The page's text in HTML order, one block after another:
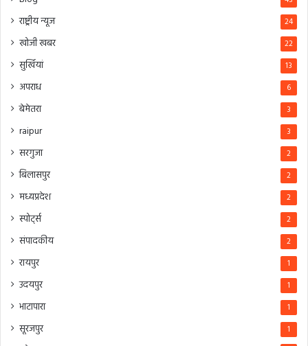
राष्ट्रीय न्यूज 24
खोजी खबर 22
सुर्खियां 13
अपराध 6
बेमेतरा 3
raipur 3
सरगुजा 2
बिलासपुर 2
मध्यप्रदेश 2
स्पोर्ट्स 2
संपादकीय 2
रायपुर 1
उदयपुर 1
भाटापारा 1
सूरजपुर 1